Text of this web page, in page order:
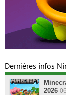
Dernières infos
2026